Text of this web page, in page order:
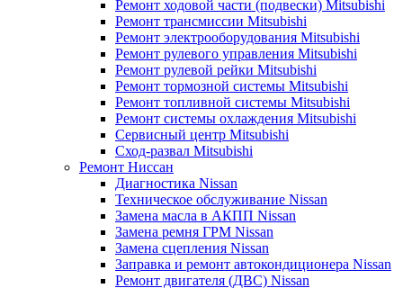
Ремонт ходовой части (подвески) Mitsubishi
Ремонт трансмиссии Mitsubishi
Ремонт электрооборудования Mitsubishi
Ремонт рулевого управления Mitsubishi
Ремонт рулевой рейки Mitsubishi
Ремонт тормозной системы Mitsubishi
Ремонт топливной системы Mitsubishi
Ремонт системы охлаждения Mitsubishi
Сервисный центр Mitsubishi
Сход-развал Mitsubishi
Ремонт Ниссан
Диагностика Nissan
Техническое обслуживание Nissan
Замена масла в АКПП Nissan
Замена ремня ГРМ Nissan
Замена сцепления Nissan
Заправка и ремонт автокондиционера Nissan
Ремонт двигателя (ДВС) Nissan